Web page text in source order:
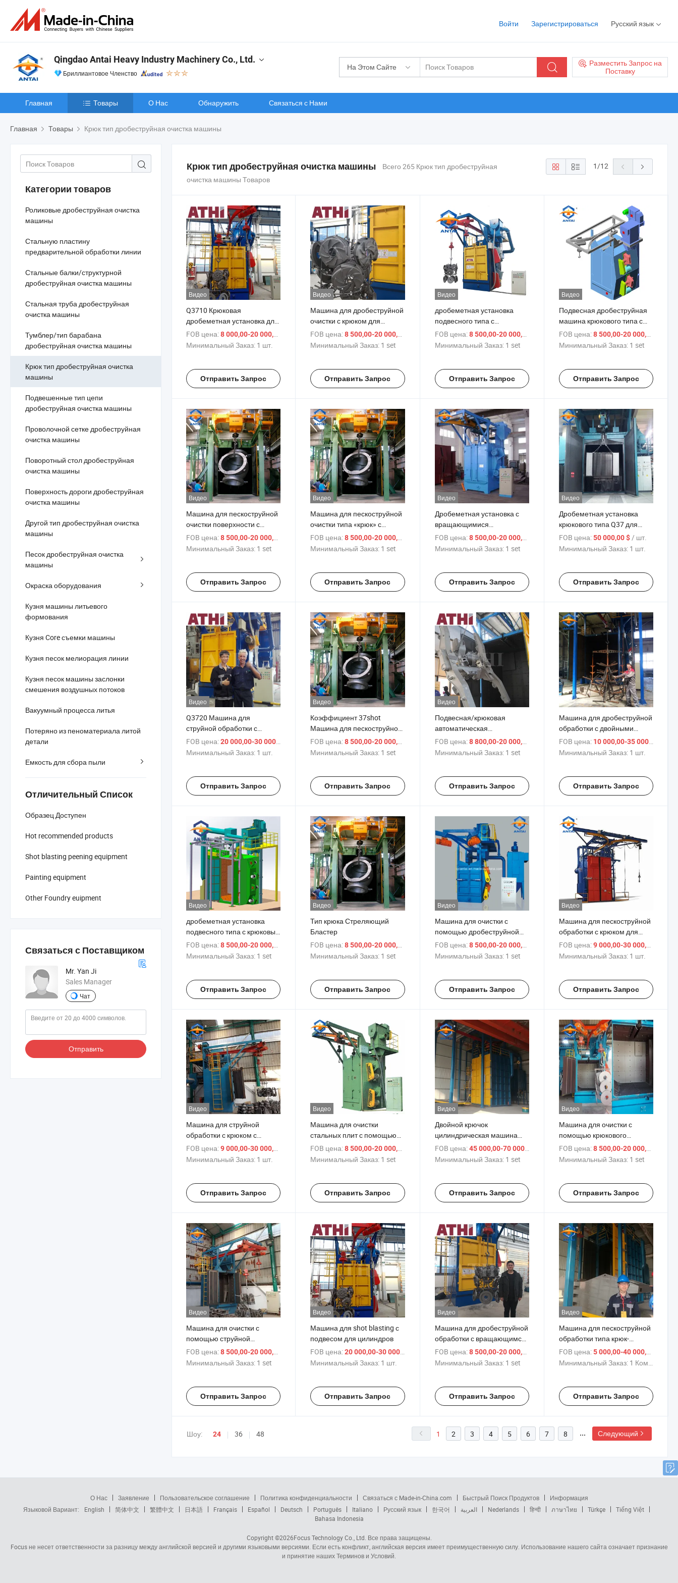
Войти Зарегистрироваться Русский язык
На Этом Сайте
Разместить Запрос на
Поставку
Qingdao Antai Heavy Industry Machinery Co., Ltd.
Бриллиантовое Членство
Главная Товары О Нас Обнаружить Связаться с Нами
Главная Товары Крюк тип дробеструйная очистка машины
Категории товаров
Роликовые дробеструйная очистка
машины
Стальную пластину
предварительной обработки линии
Стальные балки/структурной
дробеструйная очистка машины
Стальная труба дробеструйная
очистка машины
Тумблер/тип барабана
дробеструйная очистка машины
Крюк тип дробеструйная очистка
машины
Подвешенные тип цепи
дробеструйная очистка машины
Проволочной сетке дробеструйная
очистка машины
Поворотный стол дробеструйная
очистка машины
Поверхность дороги дробеструйная
очистка машины
Другой тип дробеструйная очистка
машины
Песок дробеструйная очистка
машины
Окраска оборудования
Кузня машины литьевого
формования
Кузня Core съемки машины
Кузня песок мелиорация линии
Кузня песок машины заслонки
смешения воздушных потоков
Вакуумный процесса литья
Потеряно из пеноматериала литой
детали
Емкость для сбора пыли
Отличительный Список
Образец Доступен
Hot recommended products
Shot blasting peening equipment
Painting equipment
Other Foundry euipment
Связаться с Поставщиком
Mr. Yan Ji
Sales Manager
Чат
Отправить
Крюк тип дробеструйная очистка машины
Всего 265 Крюк тип дробеструйная
очистка машины Товаров
1/12
Видео
Q3710 Крюковая
дробеметная установка для
очистки металла от
ржавчины
FOB цена:8 000,00-20 000,00 $
Минимальный Заказ: 1 шт.
Отправить Запрос
Видео
Машина для дробеструйной
очистки с крюком для
подвешивания
FOB цена: 8 500,00-20 000,00 $
Минимальный Заказ: 1 set
Отправить Запрос
Видео
дробеметная установка
подвесного типа с
сертификатом CE
FOB цена: 8 500,00-20 000,00 $
Минимальный Заказ: 1 set
Отправить Запрос
Видео
Подвесная дробеструйная
машина крюкового типа с
сертификатом CE
FOB цена: 8 500,00-20 000,00 $
Минимальный Заказ: 1 set
Отправить Запрос
Видео
Машина для пескоструйной
очистки поверхности с
крюком для подвешивания
FOB цена:8 500,00-20 000,00 $
Минимальный Заказ: 1 set
Отправить Запрос
Видео
Машина для пескоструйной
очистки типа «крюк» с
сертификатом ISO CE
FOB цена: 8 500,00-20 000,00 $
Минимальный Заказ: 1 set
Отправить Запрос
Видео
Дробеметная установка с
вращающимися
подвесными крюками
FOB цена: 8 500,00-20 000,00 $
Минимальный Заказ: 1 set
Отправить Запрос
Видео
Дробеметная установка
крюкового типа Q37 для
очистки мелких стальных
деталей
FOB цена: 50 000,00 $/ шт.
Минимальный Заказ: 1 шт.
Отправить Запрос
Видео
Q3720 Машина для
струйной обработки с
крюком для больших
металлических деталей
FOB цена:20 000,00-30 000,00 $
Минимальный Заказ: 1 шт.
Отправить Запрос
Видео
Коэффициент 37shot
Машина для пескоструйной
очистки с крюком
FOB цена: 8 500,00-20 000,00 $
Минимальный Заказ: 1 set
Отправить Запрос
Видео
Подвесная/крюковая
автоматическая
дробеструйная/
пескоструйная машина
FOB цена: 8 800,00-20 000,00 $
Минимальный Заказ: 1 set
Отправить Запрос
Машина для дробеструйной
обработки с двойными
крючками и
пылеуловителем
FOB цена: 10 000,00-35 000,00 $
Минимальный Заказ: 1 шт.
Отправить Запрос
Видео
дробеметная установка
подвесного типа с крюковым
типом
FOB цена:8 500,00-20 000,00 $
Минимальный Заказ: 1 set
Отправить Запрос
Видео
Тип крюка Стреляющий
Бластер
FOB цена: 8 500,00-20 000,00 $
Минимальный Заказ: 1 set
Отправить Запрос
Видео
Машина для очистки с
помощью дробеструйной
обработки для крюка
подвеса
FOB цена: 8 500,00-20 000,00 $
Минимальный Заказ: 1 set
Отправить Запрос
Видео
Машина для пескоструйной
обработки с крюком для
подвешивания для очистки
поверхности стальных плит
FOB цена: 9 000,00-30 000,00 $
Минимальный Заказ: 1 шт.
Отправить Запрос
Видео
Машина для струйной
обработки с крюком с
сертификатом CE
FOB цена:9 000,00-30 000,00 $
Минимальный Заказ: 1 шт.
Отправить Запрос
Видео
Машина для очистки
стальных плит с помощью
крюкового дробеструйного
метода
FOB цена: 8 500,00-20 000,00 $
Минимальный Заказ: 1 set
Отправить Запрос
Видео
Двойной крючок
цилиндрическая машина
для пескоструйной
обработки
FOB цена: 45 000,00-70 000,00 $
Минимальный Заказ: 1 set
Отправить Запрос
Видео
Машина для очистки с
помощью крюкового
дробеструйного метода для
стали
FOB цена: 8 500,00-20 000,00 $
Минимальный Заказ: 1 set
Отправить Запрос
Видео
Машина для очистки с
помощью струйной
обработки типа «крюк»,
произведенная в Китае
FOB цена:8 500,00-20 000,00 $
Минимальный Заказ: 1 set
Отправить Запрос
Видео
Машина для shot blasting с
подвесом для цилиндров
FOB цена: 20 000,00-30 000,00 $
Минимальный Заказ: 1 шт.
Отправить Запрос
Видео
Машина для дробеструйной
обработки с вращающимся
подвесом
FOB цена: 8 500,00-20 000,00 $
Минимальный Заказ: 1 set
Отправить Запрос
Видео
Машина для пескоструйной
обработки типа крюк-
вешалка цена
FOB цена: 5 000,00-40 000,00 $
Минимальный Заказ: 1 Комплект
Отправить Запрос
Шоу: 24 36 48 1 2 3 4 5 6 7 8 Следующий
О Нас Заявление Пользовательское соглашение Политика конфиденциальности Связаться с Made-in-China.com Быстрый Поиск Продуктов
Информация
Языковой Вариант:
English 简体中文 繁體中文 日本語 Français Español Deutsch Português Italiano Русский язык 한국어 العربية Nederlands हिन्दी ภาษาไทย Türkçe
Tiếng Việt
Bahasa Indonesia
Copyright ©2026Focus Technology Co., Ltd. Все права защищены.
Focus не несет ответственности за разницу между английской версией и другими языковыми версиями. Если есть конфликт, английская версия имеет преимущественную силу. Использование нашего сайта означает признание
и принятие наших Терминов и Условий.